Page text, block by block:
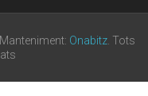
Onabitz. Tots